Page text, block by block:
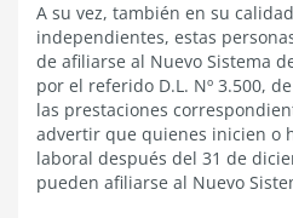
A su vez, también en su
independientes, estas
de afiliarse al Nuevo Sistema
por el referido D.L. Nº 3.500,
las prestaciones
advertir que quienes inicien o
laboral después del 31 de
pueden afiliarse al Nuevo